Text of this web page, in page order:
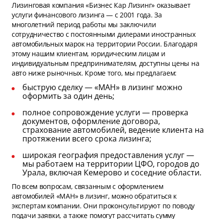
Лизинговая компания «Бизнес Кар Лизинг» оказывает
услуги финансового лизинга — с 2001 года. За
многолетний период работы мы заключили
сотрудничество с постоянными дилерами иностранных
автомобильных марок на территории России. Благодаря
этому нашим клиентам, юридическим лицам и
индивидуальным предпринимателям, доступны цены на
авто ниже рыночных. Кроме того, мы предлагаем:
быструю сделку — «МАН» в лизинг можно
оформить за один день;
полное сопровождение услуги — проверка
документов, оформление договора,
страхование автомобилей, ведение клиента на
протяжении всего срока лизинга;
широкая география предоставления услуг —
мы работаем на территории ЦФО, городов до
Урала, включая Кемерово и соседние области.
По всем вопросам, связанным с оформлением
автомобилей «МАН» в лизинг, можно обратиться к
экспертам компании. Они проконсультируют по поводу
подачи заявки, а также помогут рассчитать сумму